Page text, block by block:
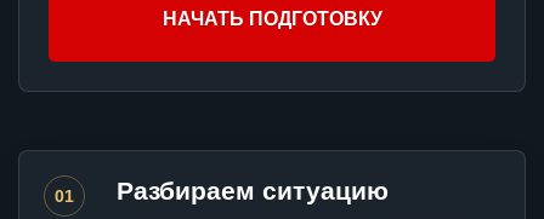
НАЧАТЬ ПОДГОТОВКУ
01 Разбираем ситуацию